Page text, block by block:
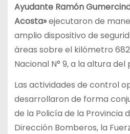
Ayudante Ramón
Acosta»ejecutaron de
amplio dispositivo de
áreas sobre el kilómetro
Nacional N° 9, a la altura
Las actividades de control
desarrollaron de forma
de la Policía de la Provincia
Dirección Bomberos, la